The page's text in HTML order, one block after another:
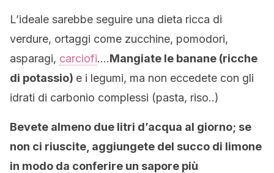
L’ideale sarebbe seguire una dieta ricca di
verdure, ortaggi come zucchine, pomodori,
asparagi, carciofi….Mangiate le banane (ricche
di potassio) e i legumi, ma non eccedete con gli
idrati di carbonio complessi (pasta, riso..)
Bevete almeno due litri d’acqua al giorno; se
non ci riuscite, aggiungete del succo di limone
in modo da conferire un sapore più